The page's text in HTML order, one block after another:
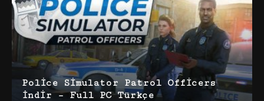
Police Simulator Patrol Officers
İndir – Full PC Türkçe